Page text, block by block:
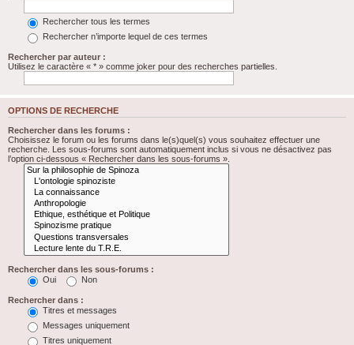
Rechercher tous les termes
Rechercher n’importe lequel de ces termes
Rechercher par auteur :
Utilisez le caractère « * » comme joker pour des recherches partielles.
OPTIONS DE RECHERCHE
Rechercher dans les forums :
Choisissez le forum ou les forums dans le(s)quel(s) vous souhaitez effectuer une
recherche. Les sous-forums sont automatiquement inclus si vous ne désactivez pas
l’option ci-dessous « Rechercher dans les sous-forums ».
Rechercher dans les sous-forums :
Oui
Non
Rechercher dans :
Titres et messages
Messages uniquement
Titres uniquement